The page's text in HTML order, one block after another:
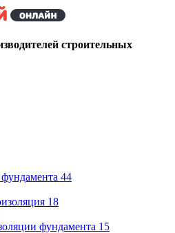
строительных
44
18
фундамента 15